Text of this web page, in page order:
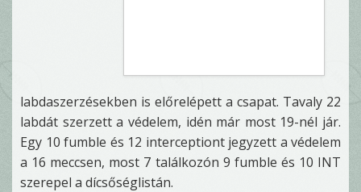
labdaszerzésekben is előrelépett a csapat. Tavaly 22
labdát szerzett a védelem, idén már most 19-nél jár.
Egy 10 fumble és 12 interceptiont jegyzett a védelem
a 16 meccsen, most 7 találkozón 9 fumble és 10 INT
szerepel a dícsőséglistán.